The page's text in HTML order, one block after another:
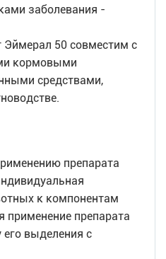
заболевания -
Эймерал 50 совместим с
кормовыми
средствами,
препарата
к компонентам
применение препарата
выделения с